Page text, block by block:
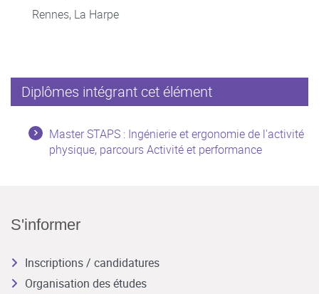
Rennes, La Harpe
Diplômes intégrant cet élément
Master STAPS : Ingénierie et ergonomie de l'activité
physique, parcours Activité et performance
S'informer
Inscriptions / candidatures
Organisation des études